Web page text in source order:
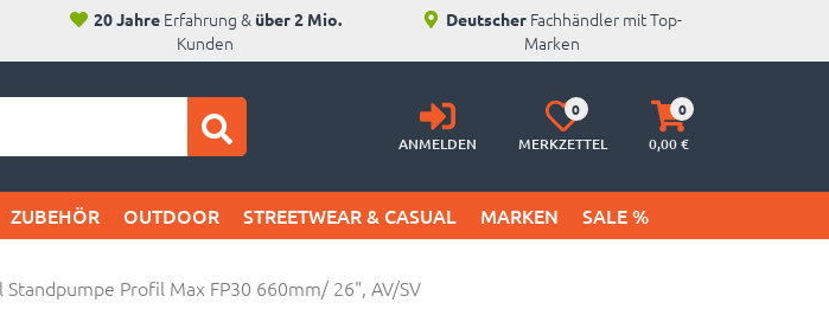
20 JahreErfahrung & über 2 Mio.
Kunden
Deutscher Fachhändler mit Top-
Marken
Anmelden
ANMELDEN
Merkzettel
aufklappen
0
MERKZETTEL
Warenkorb
aufklappen
0
0,00€
ZUBEHÖR OUTDOOR STREETWEAR & CASUAL MARKEN SALE %
Standpumpe Profil Max FP30 660mm/ 26", AV/SV